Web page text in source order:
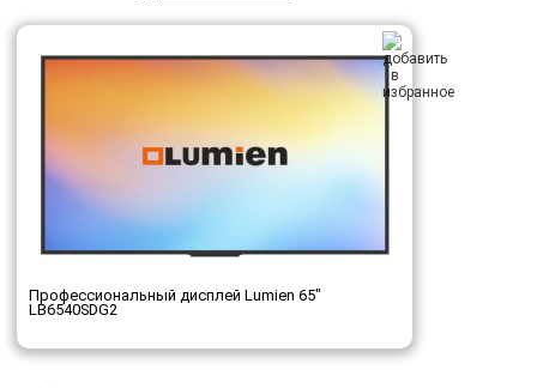
Профессиональный дисплей Lumien 65"
LB6540SDG2